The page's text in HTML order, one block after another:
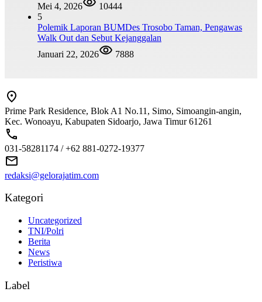
Mei 4, 2026
10444
5
Polemik Laporan BUMDes Trosobo Taman, Pengawas
Walk Out dan Sebut Kejanggalan
Januari 22, 2026
7888
Prime Park Residence, Blok A1 No.11, Simo, Simoangin-angin,
Kec. Wonoayu, Kabupaten Sidoarjo, Jawa Timur 61261
031-58281174 / +62 881-0272-19377
redaksi@gelorajatim.com
Kategori
Uncategorized
TNI/Polri
Berita
News
Peristiwa
Label